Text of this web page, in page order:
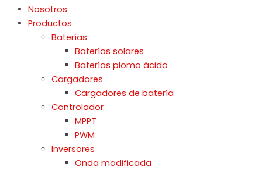
Nosotros
Productos
Baterías
Baterías solares
Baterías plomo ácido
Cargadores
Cargadores de batería
Controlador
MPPT
PWM
Inversores
Onda modificada